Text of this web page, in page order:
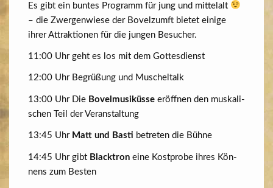
Es gibt ein bun­tes Pro­gramm für jung und mit­tel­alt
– die Zwer­gen­wie­se der Bovelzumft bie­tet eini­ge
ihrer Attrak­tio­nen für die jun­gen Besucher.
11:00 Uhr geht es los mit dem Gottesdienst
12:00 Uhr Begrü­ßung und Muscheltalk
13:00 Uhr Die Bovel­mu­siküs­seeröff­nen den mus­ka­li­
schen Teil der Veranstaltung
13:45 Uhr Matt und Bas­ti betre­ten die Bühne
14:45 Uhr gibt Black­troneine Kost­pro­be ihres Kön­
nens zum Besten